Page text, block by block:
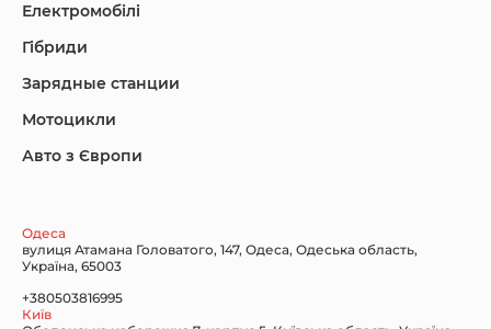
Nissan
Електромобілі
Гібриди
Зарядные станции
Мотоцикли
Авто з Європи
Одеса
вулиця Атамана Головатого, 147, Одеса, Одеська область,
Україна, 65003
+380503816995
Київ